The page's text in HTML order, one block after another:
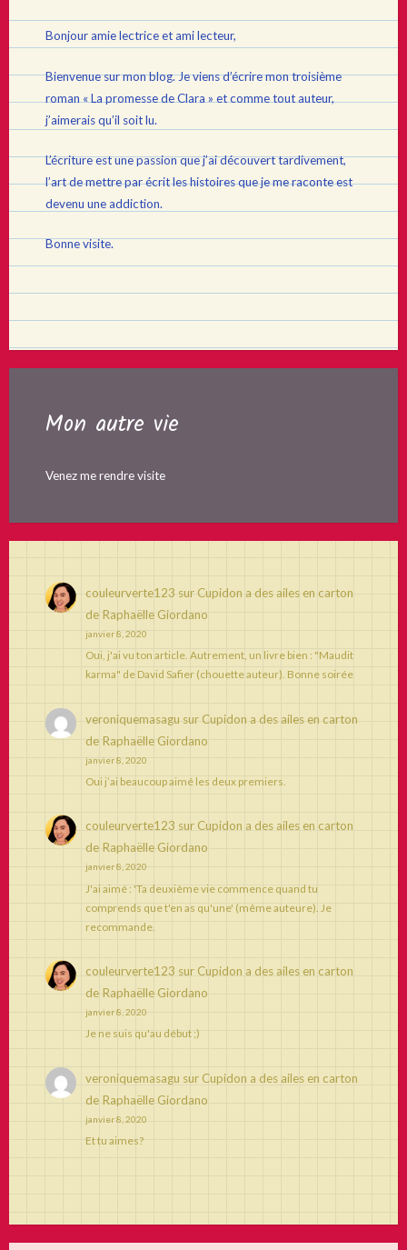
Bonjour amie lectrice et ami lecteur,
Bienvenue sur mon blog. Je viens d’écrire mon troisième
roman « La promesse de Clara » et comme tout auteur,
j’aimerais qu’il soit lu.
L’écriture est une passion que j’ai découvert tardivement,
l’art de mettre par écrit les histoires que je me raconte est
devenu une addiction.
Bonne visite.
Mon autre vie
Venez me rendre visite
couleurverte123 sur Cupidon a des ailes en carton
de Raphaëlle Giordano
janvier 8, 2020
Oui, j'ai vu ton article. Autrement, un livre bien : "Maudit
karma" de David Safier (chouette auteur). Bonne soirée
veroniquemasagu sur Cupidon a des ailes en carton
de Raphaëlle Giordano
janvier 8, 2020
Oui j’ai beaucoup aimé les deux premiers.
couleurverte123 sur Cupidon a des ailes en carton
de Raphaëlle Giordano
janvier 8, 2020
J'ai aimé : 'Ta deuxième vie commence quand tu
comprends que t'en as qu'une' (même auteure). Je
recommande.
couleurverte123 sur Cupidon a des ailes en carton
de Raphaëlle Giordano
janvier 8, 2020
Je ne suis qu'au début ;)
veroniquemasagu sur Cupidon a des ailes en carton
de Raphaëlle Giordano
janvier 8, 2020
Et tu aimes?